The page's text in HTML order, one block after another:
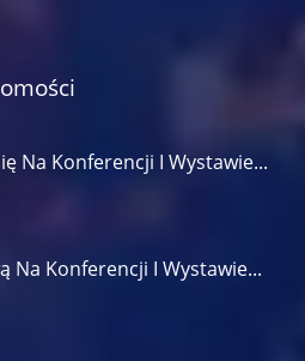
Na Konferencji I Wystawie...
Na Konferencji I Wystawie...